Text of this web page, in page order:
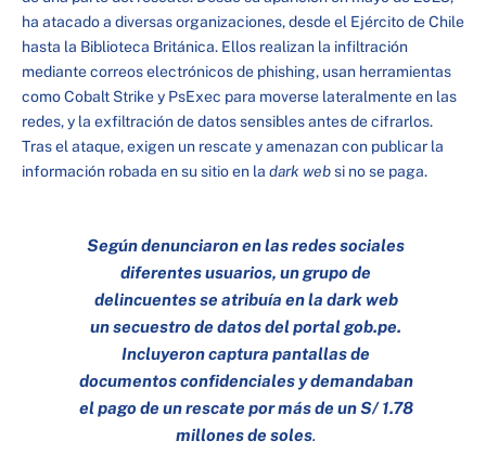
ha atacado a diversas organizaciones, desde el Ejército de Chile
hasta la Biblioteca Británica. Ellos realizan la infiltración
mediante correos electrónicos de phishing, usan herramientas
como Cobalt Strike y PsExec para moverse lateralmente en las
redes, y la exfiltración de datos sensibles antes de cifrarlos.
Tras el ataque, exigen un rescate y amenazan con publicar la
información robada en su sitio en la dark websi no se paga.
Según denunciaron en las redes sociales
diferentes usuarios, un grupo de
delincuentes se atribuía en la dark web
un secuestro de datos del portal gob.pe.
Incluyeron captura pantallas de
documentos confidenciales y demandaban
el pago de un rescate por más de un S/ 1.78
millones de soles.